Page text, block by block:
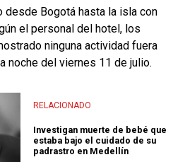
desde Bogotá hasta la isla con
el personal del hotel, los
ninguna actividad fuera
noche del viernes 11 de julio.
RELACIONADO
Investigan muerte de bebé que
estaba bajo el cuidado de su
padrastro en Medellín